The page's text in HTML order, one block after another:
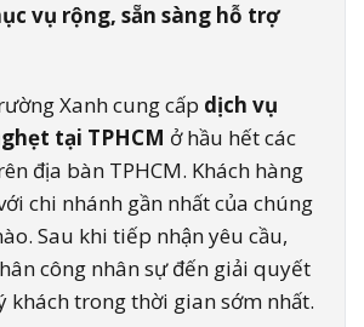
vụ rộng, sẵn sàng hỗ trợ
Xanh cung cấp dịch vụ
tại TPHCM ở hầu hết các
địa bàn TPHCM. Khách hàng
chi nhánh gần nhất của chúng
Sau khi tiếp nhận yêu cầu,
công nhân sự đến giải quyết
khách trong thời gian sớm nhất.